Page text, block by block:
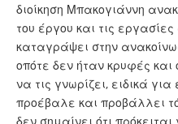
διοίκηση Μπακογιάννη
του έργου και τις
καταγράψει στην
οπότε δεν ήταν κρυφές
να τις γνωρίζει, ειδικά
προέβαλε και προβάλλει